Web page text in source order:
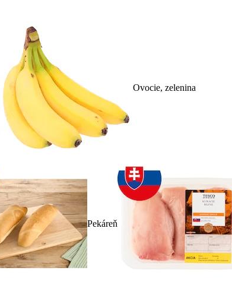
Ovocie, zelenina
Pekáreň